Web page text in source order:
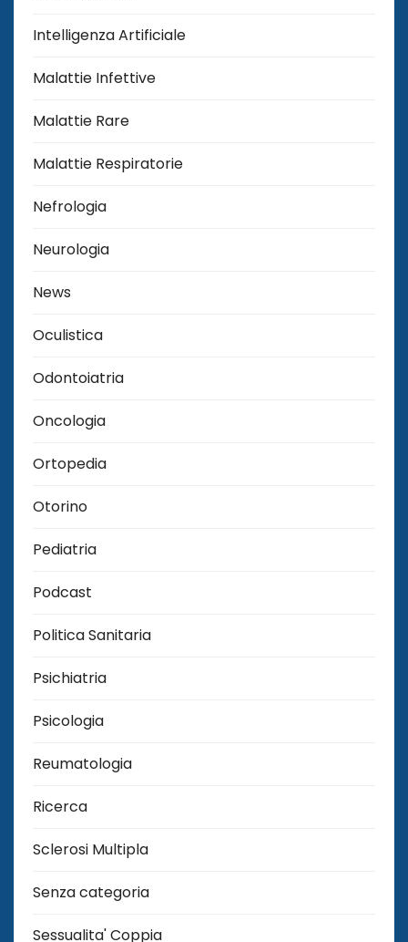
Intelligenza Artificiale
Malattie Infettive
Malattie Rare
Malattie Respiratorie
Nefrologia
Neurologia
News
Oculistica
Odontoiatria
Oncologia
Ortopedia
Otorino
Pediatria
Podcast
Politica Sanitaria
Psichiatria
Psicologia
Reumatologia
Ricerca
Sclerosi Multipla
Senza categoria
Sessualita' Coppia